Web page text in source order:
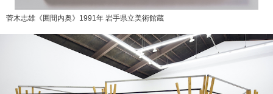
菅木志雄《囲間内奥》1991年 岩手県立美術館蔵